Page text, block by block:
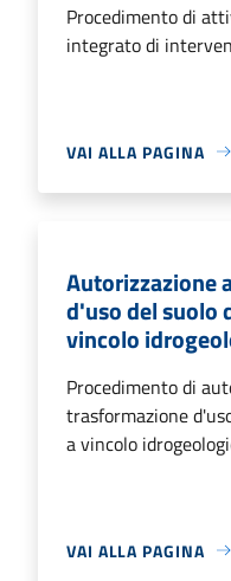
Procedimento di
integrato di
VAI ALLA PAGINA
Autorizzazione
d'uso del suolo
vincolo
Procedimento di
trasformazione
a vincolo
VAI ALLA PAGINA